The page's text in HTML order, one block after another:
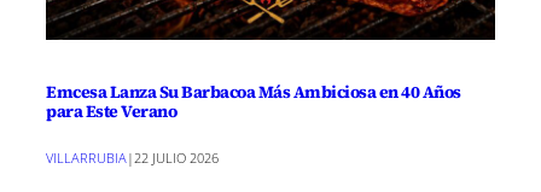
Emcesa Lanza Su Barbacoa Más Ambiciosa en 40 Años
para Este Verano
VILLARRUBIA | 22 JULIO 2026